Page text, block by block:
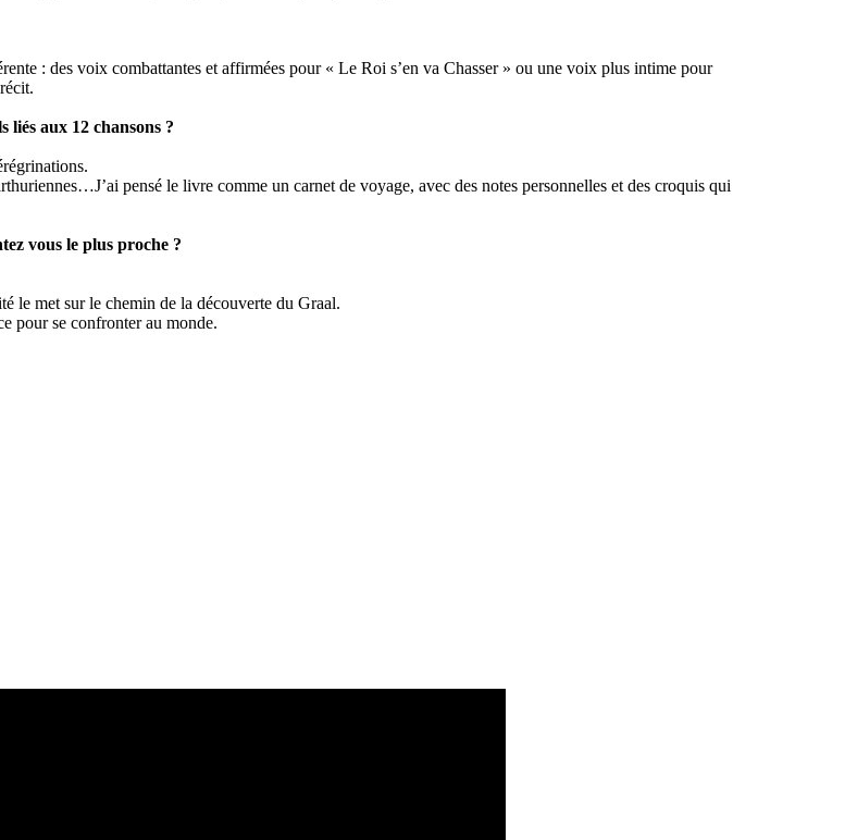
: des voix combattantes et affirmées pour « Le Roi s’en va Chasser » ou une voix plus intime pour
liés aux 12 chansons ?
pensé le livre comme un carnet de voyage, avec des notes personnelles et des croquis qui
vous le plus proche ?
le met sur le chemin de la découverte du Graal.
pour se confronter au monde.